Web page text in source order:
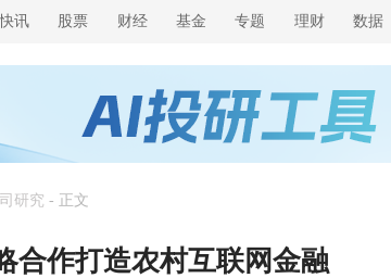
讯 股票 财经 基金 专题 理财 数据
研究 - 正文
合作打造农村互联网金融